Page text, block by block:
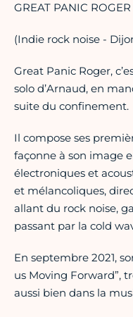
GREAT PANIC
(Indie rock noise -
Great Panic Roger,
solo d’Arnaud, en
suite du confinement.
Il compose ses
façonne à son image
électroniques et
et mélancoliques,
allant du rock noise,
passant par la cold
En septembre 2021,
us Moving Forward”,
aussi bien dans la